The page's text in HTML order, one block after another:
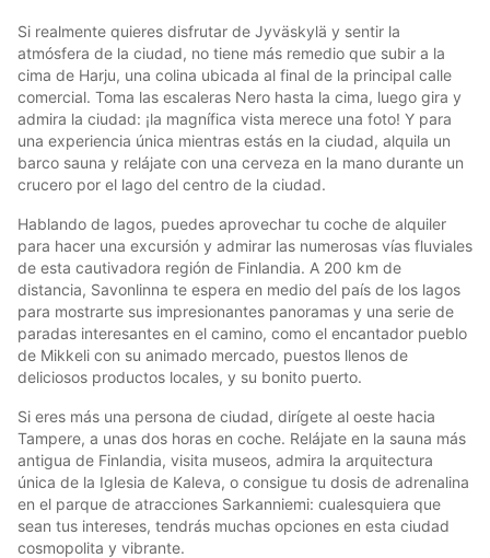
Si realmente quieres disfrutar de Jyväskylä y sentir la
atmósfera de la ciudad, no tiene más remedio que subir a la
cima de Harju, una colina ubicada al final de la principal calle
comercial. Toma las escaleras Nero hasta la cima, luego gira y
admira la ciudad: ¡la magnífica vista merece una foto! Y para
una experiencia única mientras estás en la ciudad, alquila un
barco sauna y relájate con una cerveza en la mano durante un
crucero por el lago del centro de la ciudad.
Hablando de lagos, puedes aprovechar tu coche de alquiler
para hacer una excursión y admirar las numerosas vías fluviales
de esta cautivadora región de Finlandia. A 200 km de
distancia, Savonlinna te espera en medio del país de los lagos
para mostrarte sus impresionantes panoramas y una serie de
paradas interesantes en el camino, como el encantador pueblo
de Mikkeli con su animado mercado, puestos llenos de
deliciosos productos locales, y su bonito puerto.
Si eres más una persona de ciudad, dirígete al oeste hacia
Tampere, a unas dos horas en coche. Relájate en la sauna más
antigua de Finlandia, visita museos, admira la arquitectura
única de la Iglesia de Kaleva, o consigue tu dosis de adrenalina
en el parque de atracciones Sarkanniemi: cualesquiera que
sean tus intereses, tendrás muchas opciones en esta ciudad
cosmopolita y vibrante.